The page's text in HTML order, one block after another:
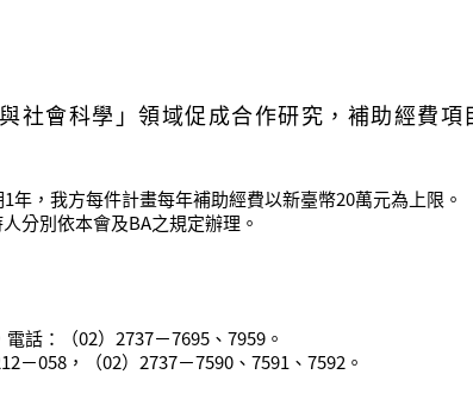
社會科學」領域促成合作研究，補助經費
，我方每件計畫每年補助經費以新臺幣20萬元為上限。
分別依本會及BA之規定辦理。
話：（02）2737－7695、7959。
－058，（02）2737－7590、7591、7592。